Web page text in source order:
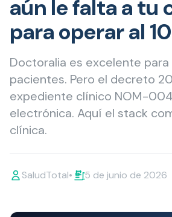
aún le falta a tu
para operar al
Doctoralia es excelente
pacientes. Pero el decreto
expediente clínico NOM-
electrónica. Aquí el stack
clínica.
SaludTotal• 5 de junio de 2026